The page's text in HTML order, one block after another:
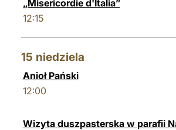
„Misericordie d'Italia”
12:15
15 niedziela
Anioł Pański
12:00
Wizyta duszpasterska w parafii